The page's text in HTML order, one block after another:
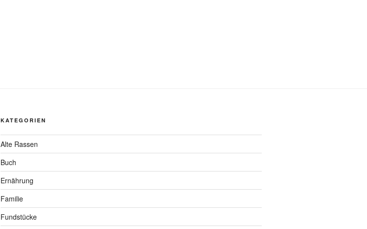
KATEGORIEN
Alte Rassen
Buch
Ernährung
Familie
Fundstücke